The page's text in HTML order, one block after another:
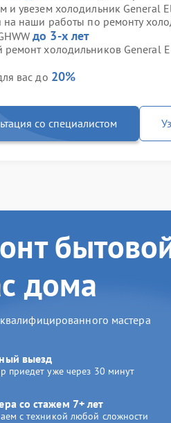
и увезем холодильник General
на наши работы по ремонту
до 3-х лет
холодильников General
вас до 20%
со специалистом
дома
мастера
выезд
приедет уже через 30 минут
со стажем 7+ лет
с техникой любой сложности